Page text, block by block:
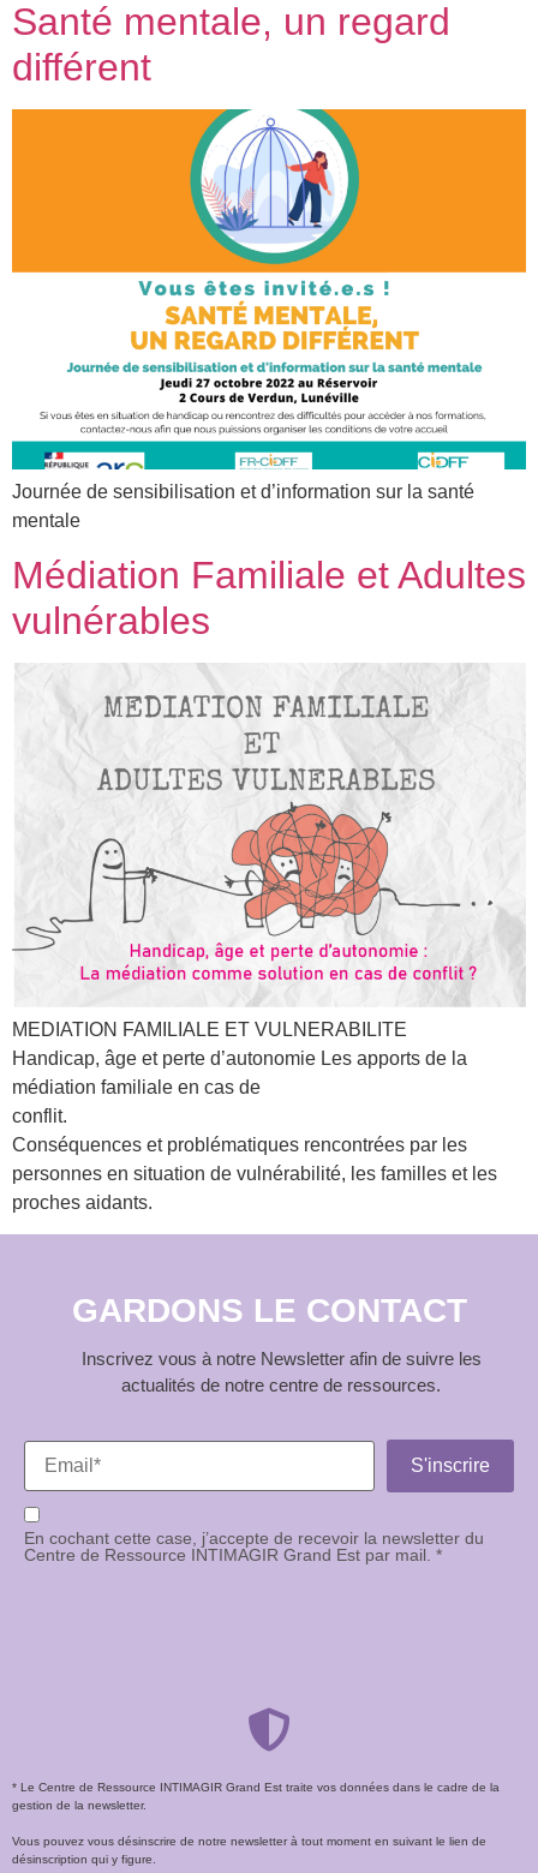
Santé mentale, un regard
différent
Journée de sensibilisation et d’information sur la santé
mentale
Médiation Familiale et Adultes
vulnérables
MEDIATION FAMILIALE ET VULNERABILITE
Handicap, âge et perte d’autonomie Les apports de la
médiation familiale en cas de
conflit.
Conséquences et problématiques rencontrées par les
personnes en situation de vulnérabilité, les familles et les
proches aidants.
GARDONS LE CONTACT
Inscrivez vous à notre Newsletter afin de suivre les
actualités de notre centre de ressources.
En cochant cette case, j’accepte de recevoir la newsletter du
Centre de Ressource INTIMAGIR Grand Est par mail. *
* Le Centre de Ressource INTIMAGIR Grand Est traite vos données dans le cadre de la
gestion de la newsletter.
Vous pouvez vous désinscrire de notre newsletter à tout moment en suivant le lien de
désinscription qui y figure.